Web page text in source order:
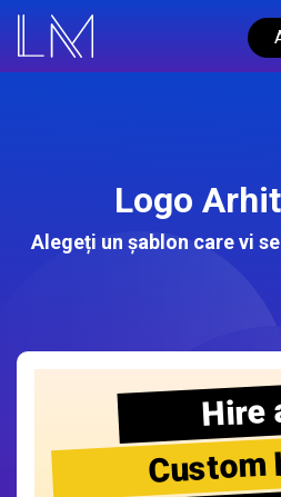
Logo
Alegeți un șablon care vi
Hire
Custom